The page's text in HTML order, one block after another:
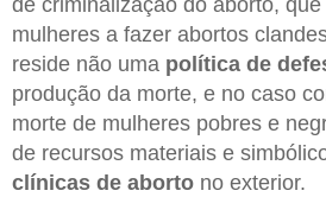
mulheres a fazer abortos
reside não uma política de
produção da morte, e no caso
morte de mulheres pobres e
de recursos materiais e
clínicas de aborto no exterior.